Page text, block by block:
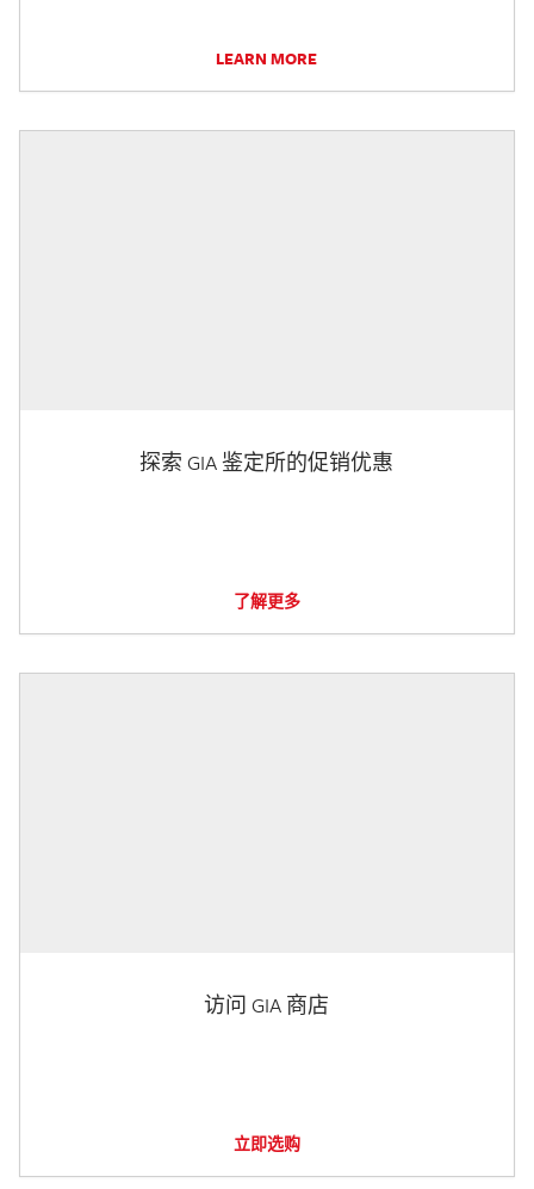
LEARN MORE
探索 GIA 鉴定所的促销优惠
了解更多
访问 GIA 商店
立即选购